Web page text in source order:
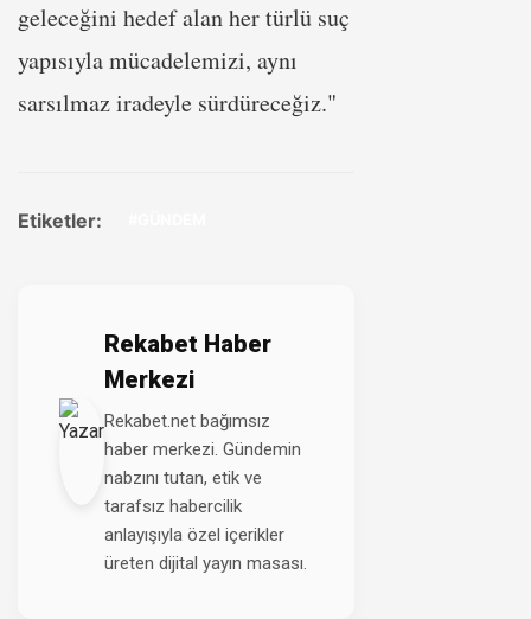
geleceğini hedef alan her türlü suç
yapısıyla mücadelemizi, aynı
sarsılmaz iradeyle sürdüreceğiz."
Etiketler:
Rekabet Haber
Merkezi
Rekabet.net bağımsız
haber merkezi. Gündemin
nabzını tutan, etik ve
tarafsız habercilik
anlayışıyla özel içerikler
üreten dijital yayın masası.